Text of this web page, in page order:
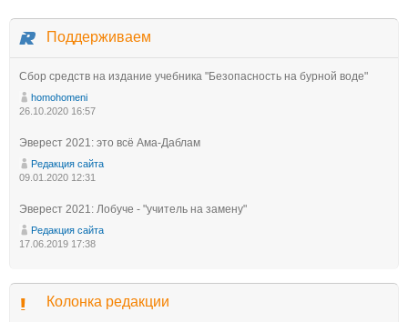
Поддерживаем
Сбор средств на издание учебника "Безопасность на бурной воде"
homohomeni
26.10.2020 16:57
Эверест 2021: это всё Ама-Даблам
Редакция сайта
09.01.2020 12:31
Эверест 2021: Лобуче - "учитель на замену"
Редакция сайта
17.06.2019 17:38
Колонка редакции